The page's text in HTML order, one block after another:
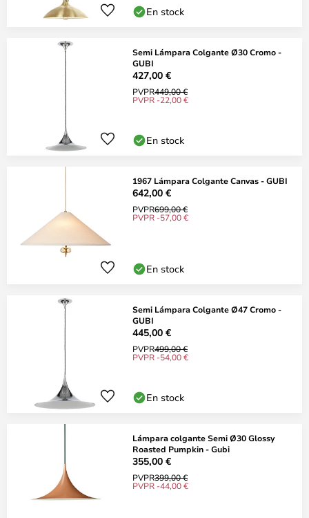
En stock
Semi Lámpara Colgante Ø30 Cromo -
GUBI
427,00 €
PVPR449,00 €
PVPR -22,00 €
En stock
1967 Lámpara Colgante Canvas - GUBI
642,00 €
PVPR699,00 €
PVPR -57,00 €
En stock
Semi Lámpara Colgante Ø47 Cromo -
GUBI
445,00 €
PVPR499,00 €
PVPR -54,00 €
En stock
Lámpara colgante Semi Ø30 Glossy
Roasted Pumpkin - Gubi
355,00 €
PVPR399,00 €
PVPR -44,00 €